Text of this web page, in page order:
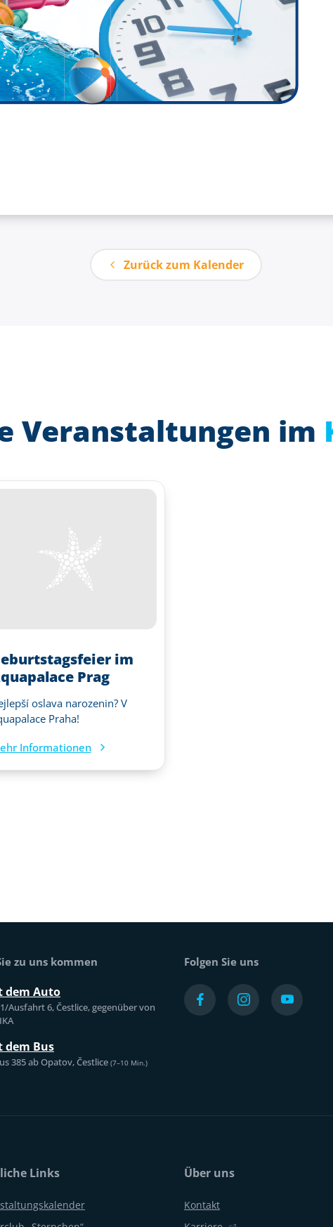
Zurück zum Kalender
Veranstaltungen im
im
Prag
oslava narozenin? V
Praha!
Informationen
zu uns kommen
dem Auto
Ausfahrt 6, Čestlice, gegenüber von
dem Bus
385 ab Opatov, Čestlice (7–10 Min.)
Folgen Sie uns
Links Über uns
Kontakt